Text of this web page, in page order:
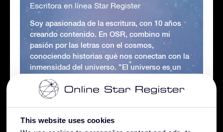
This website uses cookies
Escritora en línea Star Register
Soy apasionada de la escritura, con 10 años
creando contenido. En OSR, combino mi
pasión por las letras con el cosmos,
conociendo historias que nos conectan con la
inmensidad del universo. "El universo es un
libro infinito." Carl Sagan. Una frase que es
una invitación a reflexionar sobre nuestro lugar
en él.